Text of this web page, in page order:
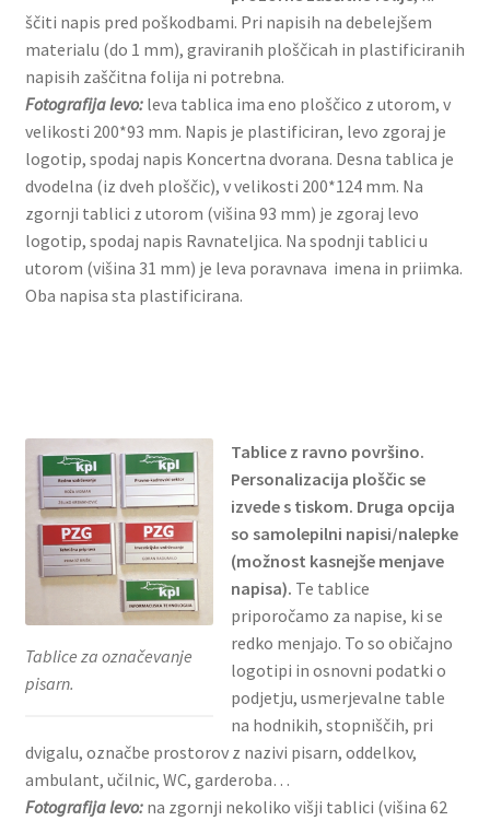
ščiti napis pred poškodbami. Pri napisih na debelejšem
materialu (do 1 mm), graviranih ploščicah in plastificiranih
napisih zaščitna folija ni potrebna.
Fotografija levo:leva tablica ima eno ploščico z utorom, v
velikosti 200*93 mm. Napis je plastificiran, levo zgoraj je
logotip, spodaj napis Koncertna dvorana. Desna tablica je
dvodelna (iz dveh ploščic), v velikosti 200*124 mm. Na
zgornji tablici z utorom (višina 93 mm) je zgoraj levo
logotip, spodaj napis Ravnateljica. Na spodnji tablici u
utorom (višina 31 mm) je leva poravnava imena in priimka.
Oba napisa sta plastificirana.
Tablice za označevanje
pisarn.
Tablice z ravno površino.
Personalizacija ploščic se
izvede s tiskom. Druga opcija
so samolepilni napisi/nalepke
(možnost kasnejše menjave
napisa). Te tablice
priporočamo za napise, ki se
redko menjajo. To so običajno
logotipi in osnovni podatki o
podjetju, usmerjevalne table
na hodnikih, stopniščih, pri
dvigalu, označbe prostorov z nazivi pisarn, oddelkov,
ambulant, učilnic, WC, garderoba…
Fotografija levo:na zgornji nekoliko višji tablici (višina 62